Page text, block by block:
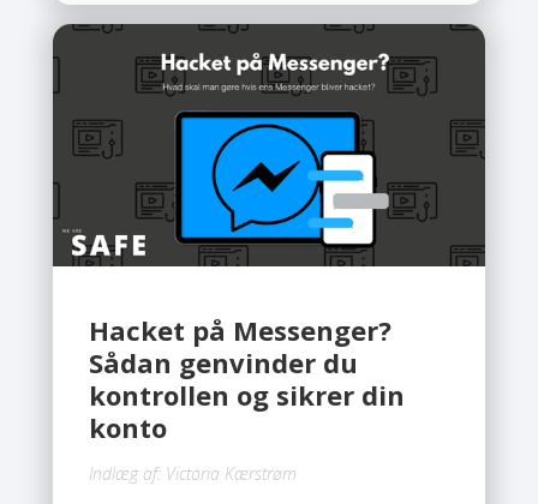
gode nyhed er, at du med få simple
skridt kan beskytte din konto. Du
behøver ikke være teknisk ekspert,
så længe du følger rådene
herunder.
Hacket på Messenger?
Sådan genvinder du
kontrollen og sikrer din
konto
Indlæg af: Victoria Kærstrøm